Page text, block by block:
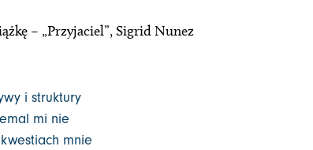
– „Przyjaciel”, Sigrid Nunez
i struktury
mi nie
mnie